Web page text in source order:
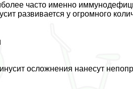
часто именно
развивается у огромного
осложнения нанесут